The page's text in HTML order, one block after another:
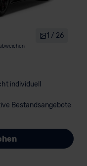
1 / 26
individuell
Bestandsangebote